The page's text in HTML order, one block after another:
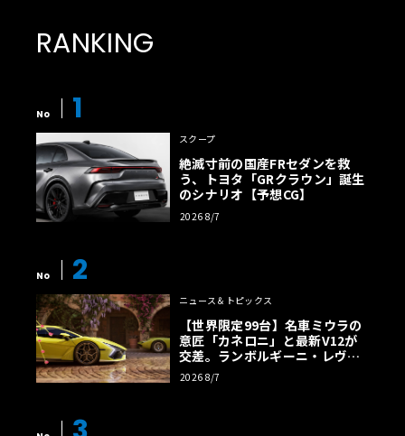
RANKING
No 1
スクープ
絶滅寸前の国産FRセダンを救
う、トヨタ「GRクラウン」誕生
のシナリオ【予想CG】
2026 8/7
No 2
ニュース＆トピックス
【世界限定99台】名車ミウラの
意匠「カネロニ」と最新V12が
交差。ランボルギーニ・レヴエ
ルトに60周年記念車が登場
2026 8/7